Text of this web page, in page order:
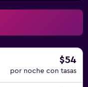
$54
por noche con tasas